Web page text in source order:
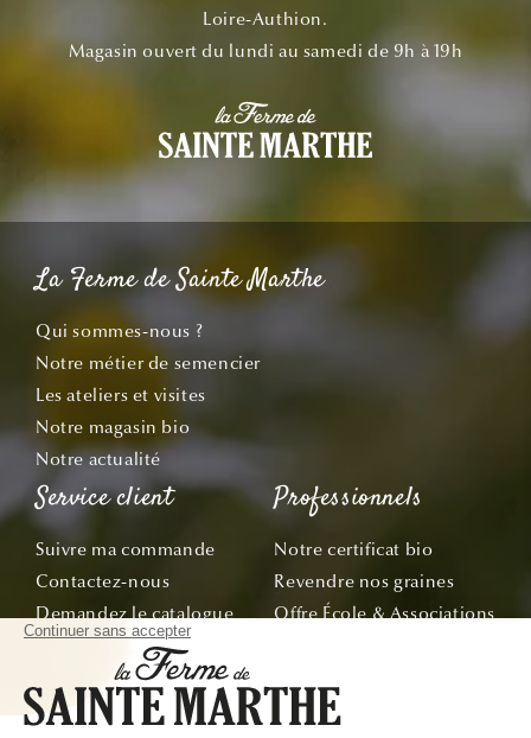
Loire-Authion.
Magasin ouvert du lundi au samedi de 9h à 19h
La Ferme de Sainte Marthe
Qui sommes-nous ?
Notre métier de semencier
Les ateliers et visites
Notre magasin bio
Notre actualité
Service client
Suivre ma commande
Contactez-nous
Demandez le catalogue
Bon de commande
Tous nos conseils
Professionnels
Notre certificat bio
Revendre nos graines
Offre École & Associations
Abonnez-vous